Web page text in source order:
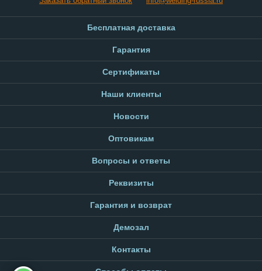
Бесплатная доставка
Гарантия
Сертификаты
Наши клиенты
Новости
Оптовикам
Вопросы и ответы
Реквизиты
Гарантия и возврат
Демозал
Контакты